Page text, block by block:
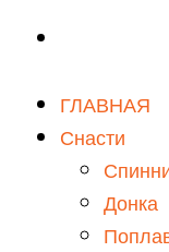
ГЛАВНАЯ
Снасти
Донка